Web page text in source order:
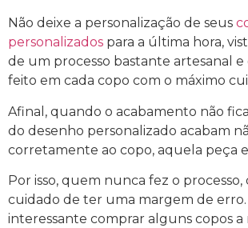
Não deixe a personalização de seus
personalizados para a última hora,
de um processo bastante artesanal
feito em cada copo com o máximo
Afinal, quando o acabamento não
do desenho personalizado acabam
corretamente ao copo, aquela peça
Por isso, quem nunca fez o
cuidado de ter uma margem de erro.
interessante comprar alguns copos a